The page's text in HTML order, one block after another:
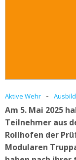
Aktive Wehr -
Am 5. Mai 2025
Teilnehmer aus
Rollhofen der
Modularen